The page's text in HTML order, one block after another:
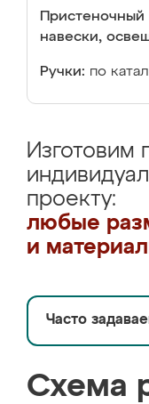
Пристеночный
навески,
Ручки: по
Изготовим
проекту:
любые
и
Часто
Схема